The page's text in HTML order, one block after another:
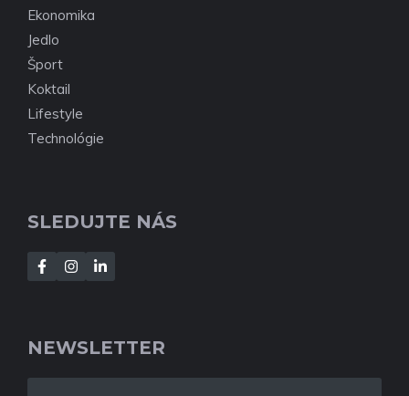
Ekonomika
Jedlo
Šport
Koktail
Lifestyle
Technológie
SLEDUJTE NÁS
NEWSLETTER